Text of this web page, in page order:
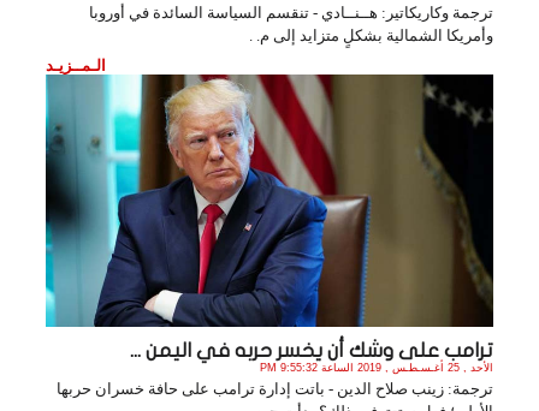
ترجمة وكاريكاتير: هــنــادي - تنقسم السياسة السائدة في أوروبا
وأمريكا الشمالية بشكلٍ متزايد إلى م. .
الـمــزيـد
ترامب على وشك أن يخسر حربه في اليمن ...
الأحد , 25 أغـسـطـس , 2019 الساعة 9:55:32 PM
ترجمة: زينب صلاح الدين - باتت إدارة ترامب على حافة خسران حربها